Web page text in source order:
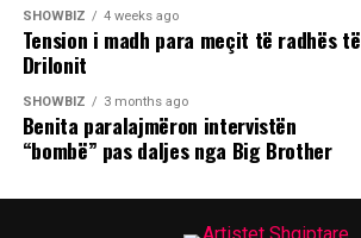
SHOWBIZ 4 weeks ago
Tension i madh para meçit të radhës të
Drilonit
SHOWBIZ 3 months ago
Benita paralajmëron intervistën
“bombë” pas daljes nga Big Brother